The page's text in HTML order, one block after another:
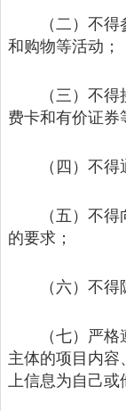
（二）不
和购物等活动；
（三）不
费卡和有价证券
（四）不
（五）不
的要求；
（六）不
（七）严
主体的项目内容
上信息为自己或